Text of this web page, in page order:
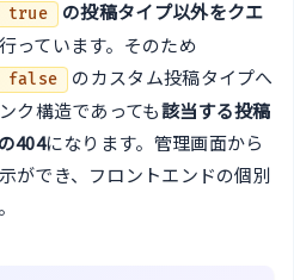
true の投稿タイプ以外をクエ
っています。そのため
false
のカスタム投稿タイプへ
ク構造であっても該当する投稿
404になります。管理画面から
ができ、フロントエンドの個別